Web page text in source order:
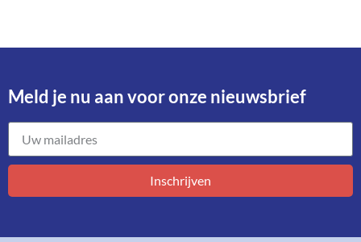
Meld je nu aan voor onze nieuwsbrief​
Inschrijven